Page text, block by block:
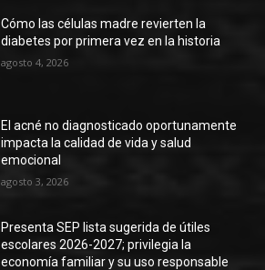
Cómo las células madre revierten la
diabetes por primera vez en la historia
agosto 4, 2026
El acné no diagnosticado oportunamente
impacta la calidad de vida y salud
emocional
agosto 3, 2026
Presenta SEP lista sugerida de útiles
escolares 2026-2027; privilegia la
economía familiar y su uso responsable